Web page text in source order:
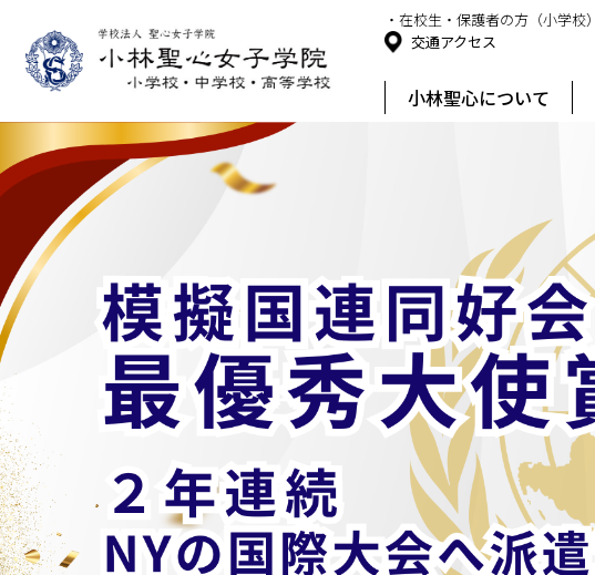
・在校生・保護者の方（小学校）
交通アクセス
小林聖心について